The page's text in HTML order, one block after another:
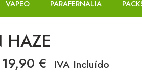
VAPEO PARAFERNALIA
HAZE
19,90 € IVA Incluído